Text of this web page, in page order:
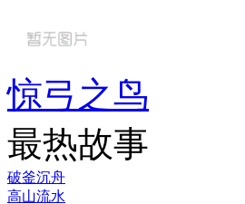
惊弓之鸟
最热故事
破釜沉舟
高山流水